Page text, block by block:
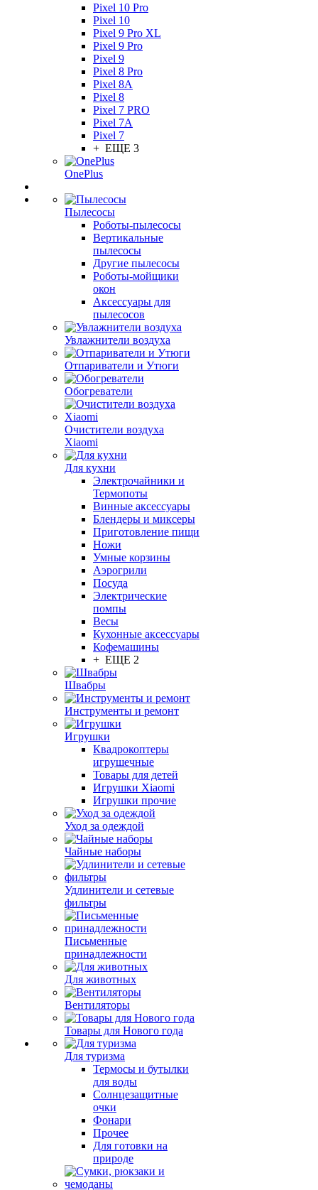
Pixel 10 Pro
Pixel 10
Pixel 9 Pro XL
Pixel 9 Pro
Pixel 9
Pixel 8 Pro
Pixel 8A
Pixel 8
Pixel 7 PRO
Pixel 7A
Pixel 7
+ ЕЩЕ 3
OnePlus
Пылесосы
Роботы-пылесосы
Вертикальные
пылесосы
Другие пылесосы
Роботы-мойщики
окон
Аксессуары для
пылесосов
Увлажнители воздуха
Отпариватели и Утюги
Обогреватели
Очистители воздуха
Xiaomi
Для кухни
Электрочайники и
Термопоты
Винные аксессуары
Блендеры и миксеры
Приготовление пищи
Ножи
Умные корзины
Аэрогрили
Посуда
Электрические
помпы
Весы
Кухонные аксессуары
Кофемашины
+ ЕЩЕ 2
Швабры
Инструменты и ремонт
Игрушки
Квадрокоптеры
игрушечные
Товары для детей
Игрушки Xiaomi
Игрушки прочие
Уход за одеждой
Чайные наборы
Удлинители и сетевые
фильтры
Письменные
принадлежности
Для животных
Вентиляторы
Товары для Нового года
Для туризма
Термосы и бутылки
для воды
Солнцезащитные
очки
Фонари
Прочее
Для готовки на
природе